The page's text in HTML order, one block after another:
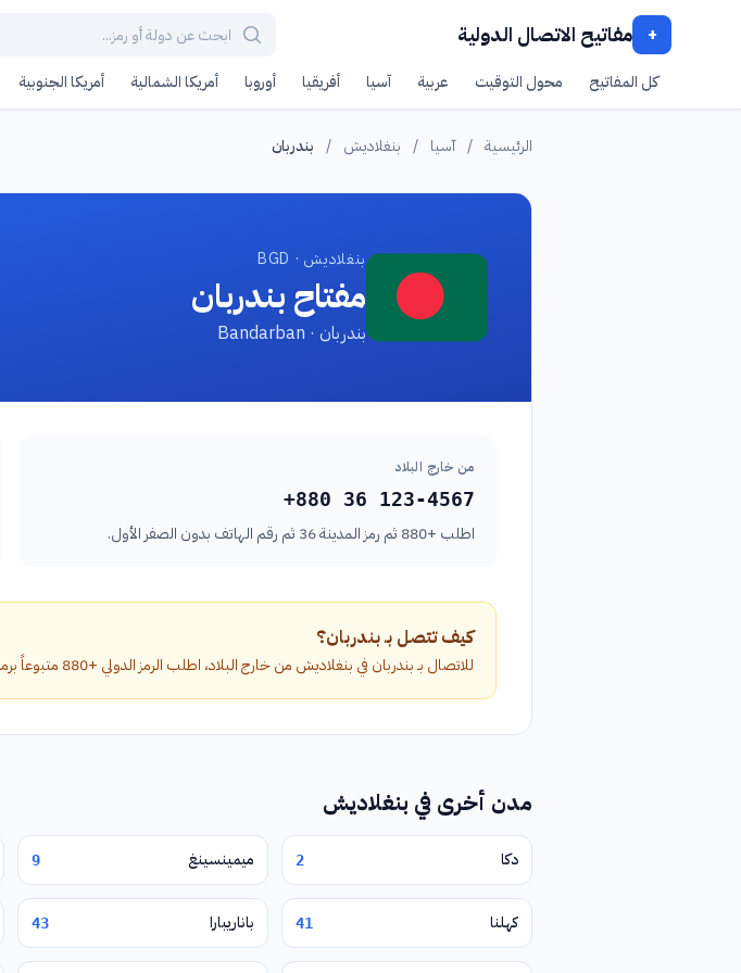
+ مفاتيح الاتصال الدولية
كل المفاتيح محول التوقيت عربية آسيا أفريقيا أوروبا أمريكا الشمالية أمريكا الجنوبية
الرئيسية / آسيا / بنغلاديش / بندربان
بنغلاديش · BGD
مفتاح بندربان
بندربان · Bandarban
من خارج البلاد
+880 36 123-4567
اطلب +880 ثم رمز المدينة 36 ثم رقم الهاتف بدون الصفر الأول.
كيف تتصل بـ بندربان؟
للاتصال بـ بندربان في بنغلاديش من خارج البلاد، اطلب الرمز الدولي +880 متبوعاً برمز المدينة 36 ثم رقم الهاتف المحلي بدون الصفر الأول.
مدن أخرى في بنغلاديش
دكا 2 ميمينسينغ 9
كهلنا 41 باناريبارا 43